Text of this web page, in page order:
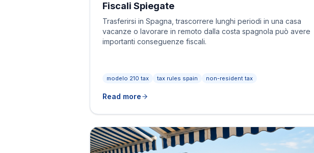
Fiscali Spiegate
Trasferirsi in Spagna, trascorrere lunghi periodi in una casa
vacanze o lavorare in remoto dalla costa spagnola può avere
importanti conseguenze fiscali.
modelo 210 tax tax rules spain non-resident tax
Read more